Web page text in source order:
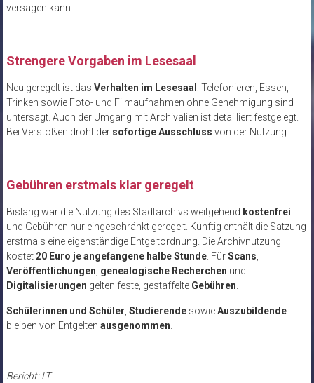
versagen kann.
Strengere Vorgaben im Lesesaal
Neu geregelt ist das Verhalten im Lesesaal : Telefonieren, Essen,
Trinken sowie Foto- und Filmaufnahmen ohne Genehmigung sind
untersagt. Auch der Umgang mit Archivalien ist detailliert festgelegt.
Bei Verstößen droht der sofortige Ausschluss von der Nutzung.
Gebühren erstmals klar geregelt
Bislang war die Nutzung des Stadtarchivs weitgehend kostenfrei
und Gebühren nur eingeschränkt geregelt. Künftig enthält die Satzung
erstmals eine eigenständige Entgeltordnung. Die Archivnutzung
kostet 20 Euro je angefangene halbe Stunde. FürScans,
Veröffentlichungen, genealogische Recherchen und
Digitalisierungen gelten feste, gestaffelte Gebühren.
Schülerinnen und Schüler, StudierendesowieAuszubildende
bleiben von Entgelten ausgenommen.
Bericht: LT